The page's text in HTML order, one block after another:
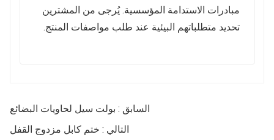
مبادرات الاستدامة المؤسسية. يُرجى من المشترين
تحديد متطلباتهم البيئية عند طلب مواصفات المنتج.
السابق : بولت سيل لحاويات البضائع
التالي : ختم كابل مزدوج القفل